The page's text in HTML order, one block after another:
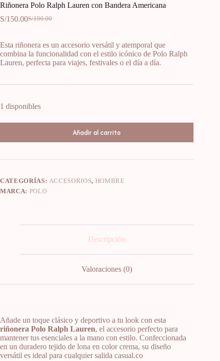
Riñonera Polo Ralph Lauren con Bandera Americana
S/190.00
S/150.00
Esta riñonera es un accesorio versátil y atemporal que
combina la funcionalidad con el estilo icónico de Polo Ralph
Lauren, perfecta para viajes, festivales o el día a día.
1 disponibles
Añadir al carrito
CATEGORÍAS: ACCESORIOS, HOMBRE
MARCA: POLO
Descripción
Valoraciones (0)
Añade un toque clásico y deportivo a tu look con esta
riñonera Polo Ralph Lauren, el accesorio perfecto para
mantener tus esenciales a la mano con estilo. Confeccionada
en un duradero tejido de lona en color crema, su diseño
versátil es ideal para cualquier salida casual.co